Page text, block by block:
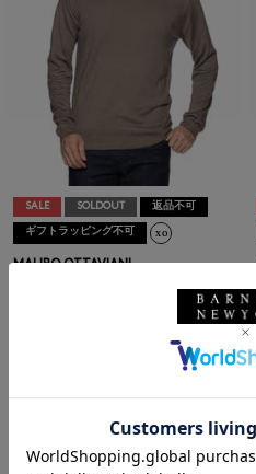
SALE SOLDOUT 返品不可
ギフトラッピング不可
MAURO OTTAVIANI
MAURO OTTAVIANI＜マウロ オ
ッタヴィアーニ＞ バーニーズ ニ
ューヨーク限定モックネックニッ
¥45,375 45% OFF